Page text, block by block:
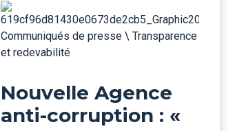
Communiqués de presse \ Transparence
et redevabilité
Nouvelle Agence
anti-corruption : «